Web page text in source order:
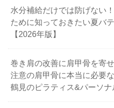
水分補給だけでは防げない
ために知っておきたい夏バ
【2026年版】
巻き肩の改善に肩甲骨を寄
注意の肩甲骨に本当に必要
鶴見のピラティス&パーソ